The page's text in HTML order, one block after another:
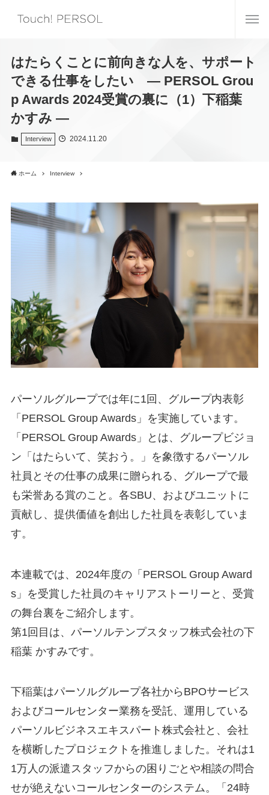
はたらくことに前向きな人を、サポート
できる仕事をしたい ― PERSOL Grou
p Awards 2024受賞の裏に（1）下稲葉
かすみ ―
Interview 2024.11.20
ホーム Interview
パーソルグループでは年に1回、グループ内表彰
「PERSOL Group Awards」を実施しています。
「PERSOL Group Awards」とは、グループビジョ
ン「はたらいて、笑おう。」を象徴するパーソル
社員とその仕事の成果に贈られる、グループで最
も栄誉ある賞のこと。各SBU、およびユニットに
貢献し、提供価値を創出した社員を表彰していま
す。
本連載では、2024年度の「PERSOL Group Award
s」を受賞した社員のキャリアストーリーと、受賞
の舞台裏をご紹介します。
第1回目は、パーソルテンプスタッフ株式会社の下
稲葉 かすみです。
下稲葉はパーソルグループ各社からBPOサービス
およびコールセンター業務を受託、運用している
パーソルビジネスエキスパート株式会社と、会社
を横断したプロジェクトを推進しました。それは1
1万人の派遣スタッフからの困りごとや相談の問合
せが絶えないコールセンターのシステム。「24時